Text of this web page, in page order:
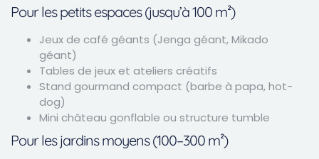
Pour les petits espaces (jusqu’à 100 m²)
Jeux de café géants (Jenga géant, Mikado
géant)
Tables de jeux et ateliers créatifs
Stand gourmand compact (barbe à papa, hot-
dog)
Mini château gonflable ou structure tumble
Pour les jardins moyens (100–300 m²)